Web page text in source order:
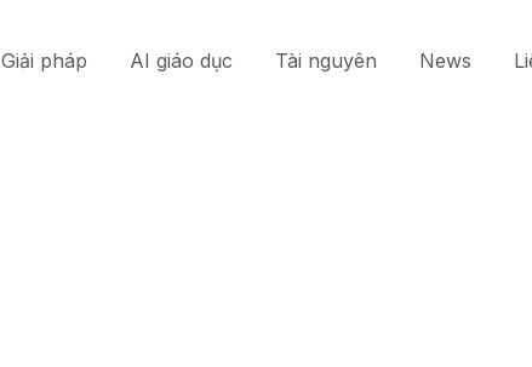
Giải pháp AI giáo dục Tài nguyên News